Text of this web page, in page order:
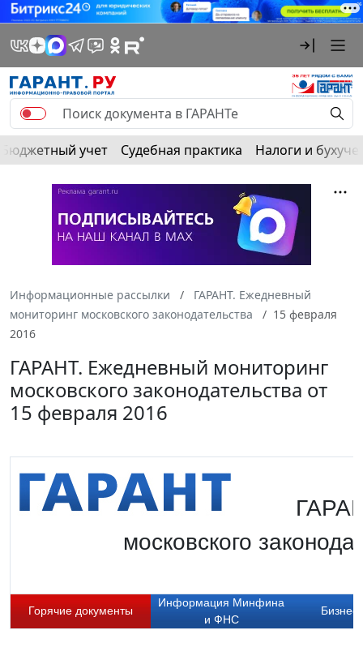
Бюджетный учет Судебная практика Налоги и
Информационные рассылки
ГАРАНТ. Ежедневный
мониторинг московского законодательства
15 февраля
2016
ГАРАНТ. Ежедневный мониторинг
московского законодательства от
15 февраля 2016
московского
Горячие документы
Информация Минфина
и ФНС